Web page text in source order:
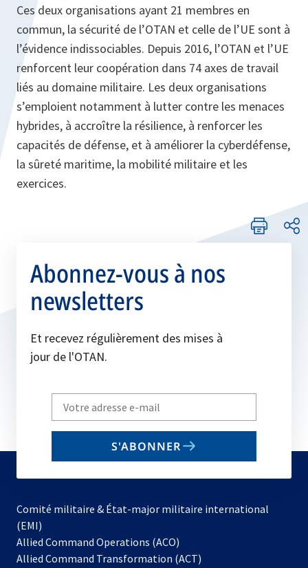
Ces deux organisations ayant 21 membres en
commun, la sécurité de l’OTAN et celle de l’UE sont à
l’évidence indissociables. Depuis 2016, l’OTAN et l’UE
renforcent leur coopération dans 74 axes de travail
liés au domaine militaire. Les deux organisations
s’emploient notamment à lutter contre les menaces
hybrides, à accroître la résilience, à renforcer les
capacités de défense, et à améliorer la cyberdéfense,
la sûreté maritime, la mobilité militaire et les
exercices.
Abonnez-vous à nos
newsletters
Et recevez régulièrement des mises à
jour de l'OTAN.
Write
your
email
S'ABONNER
Comité militaire & État-major militaire international
(EMI)
Allied Command Operations (ACO)
dans
Allied Command Transformation (ACT)